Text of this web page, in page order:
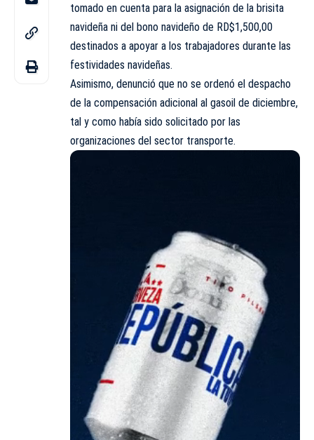
tomado en cuenta para la asignación de la brisita
navideña ni del bono navideño de RD$1,500,00
destinados a apoyar a los trabajadores durante las
festividades navideñas.
Asimismo, denunció que no se ordenó el despacho
de la compensación adicional al gasoil de diciembre,
tal y como había sido solicitado por las
organizaciones del sector transporte.